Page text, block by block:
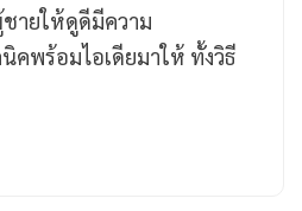
ายให้ดูดีมีความ
นิคพร้อมไอเดียมาให้ ทั้งวิธี